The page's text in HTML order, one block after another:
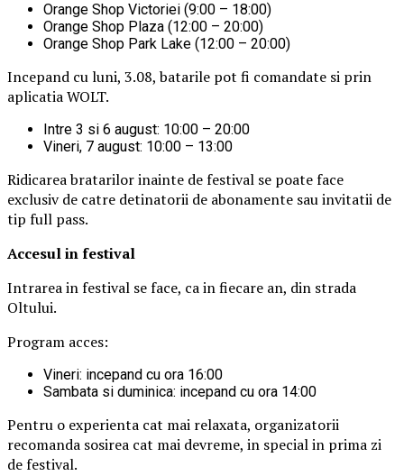
Orange Shop Victoriei (9:00 – 18:00)
Orange Shop Plaza (12:00 – 20:00)
Orange Shop Park Lake (12:00 – 20:00)
Incepand cu luni, 3.08, batarile pot fi comandate si prin
aplicatia WOLT.
Intre 3 si 6 august: 10:00 – 20:00
Vineri, 7 august: 10:00 – 13:00
Ridicarea bratarilor inainte de festival se poate face
exclusiv de catre detinatorii de abonamente sau invitatii de
tip full pass.
Accesul in festival
Intrarea in festival se face, ca in fiecare an, din strada
Oltului.
Program acces:
Vineri: incepand cu ora 16:00
Sambata si duminica: incepand cu ora 14:00
Pentru o experienta cat mai relaxata, organizatorii
recomanda sosirea cat mai devreme, in special in prima zi
de festival.